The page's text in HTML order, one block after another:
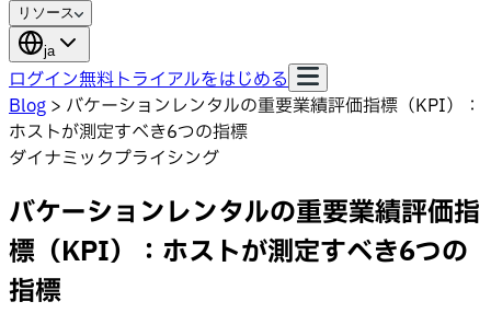
リソース
ja
ログイン無料トライアルをはじめる
Blog > バケーションレンタルの重要業績評価指標（KPI）：
ホストが測定すべき6つの指標
ダイナミックプライシング
バケーションレンタルの重要業績評価指
標（KPI）：ホストが測定すべき6つの
指標